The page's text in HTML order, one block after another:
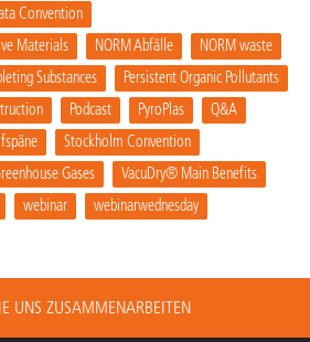
Convention
Materials
NORM Abfälle
NORM waste
Substances
Persistent Organic Pollutants
Podcast PyroPlas
Q&A
Stockholm Convention
Gases
VacuDry® Main Benefits
webinar
webinarwednesday
UNS ZUSAMMENARBEITEN